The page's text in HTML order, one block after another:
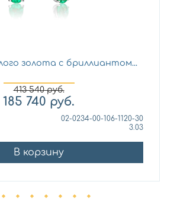
золота с бриллиантом...
413 540руб.
185 740 руб.
02-0234-00-106-1120-30
3.03
В корзину